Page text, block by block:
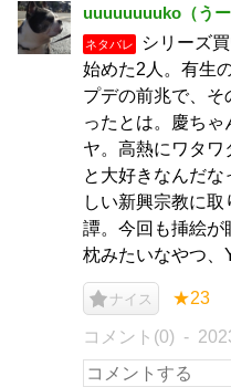
uuuuuuuuko（うー
ネタバレ
シリーズ
始めた2人。有生
プデの前兆で、
ったとは。慶ち
ヤ。高熱にワタワ
と大好きなんだ
しい新興宗教に
譚。今回も挿絵が
枕みたいなやつ、
ナイス ★23
コメント(0)